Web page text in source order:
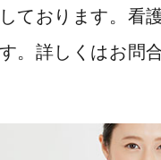
ております。看
。詳しくはお問